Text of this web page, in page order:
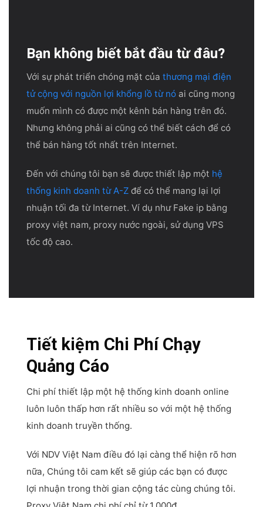
Bạn không biết bắt đầu từ đâu?
Với sự phát triển chóng mặt của thương mại điện
tử cộng với nguồn lợi khổng lồ từ nó ai cũng mong
muốn mình có được một kênh bán hàng trên đó.
Nhưng không phải ai cũng có thể biết cách để có
thể bán hàng tốt nhất trên Internet.
Đến với chúng tôi bạn sẽ được thiết lập một hệ
thống kinh doanh từ A-Z để có thể mang lại lợi
nhuận tối đa từ Internet. Ví dụ như Fake ip bằng
proxy việt nam, proxy nước ngoài, sử dụng VPS
tốc độ cao.
Tiết kiệm Chi Phí Chạy
Quảng Cáo
Chi phí thiết lập một hệ thống kinh doanh online
luôn luôn thấp hơn rất nhiều so với một hệ thống
kinh doanh truyền thống.
Với NDV Việt Nam điều đó lại càng thể hiện rõ hơn
nữa, Chúng tôi cam kết sẽ giúp các bạn có được
lợi nhuận trong thời gian cộng tác cùng chúng tôi.